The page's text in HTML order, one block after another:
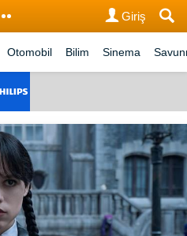
Giriş
Otomobil Bilim Sinema